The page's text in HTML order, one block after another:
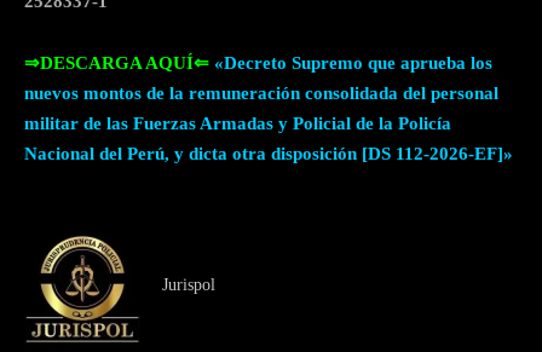
⇒DESCARGA AQUÍ⇐ «Decreto Supremo que aprueba los
nuevos montos de la remuneración consolidada del personal
militar de las Fuerzas Armadas y Policial de la Policía
Nacional del Perú, y dicta otra disposición [DS 112-2026-EF]»
Jurispol